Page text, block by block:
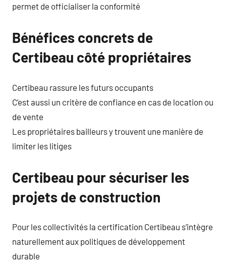
permet de officialiser la conformité
Bénéfices concrets de
Certibeau côté propriétaires
Certibeau rassure les futurs occupants
C’est aussi un critère de confiance en cas de location ou
de vente
Les propriétaires bailleurs y trouvent une manière de
limiter les litiges
Certibeau pour sécuriser les
projets de construction
Pour les collectivités la certification Certibeau s’intègre
naturellement aux politiques de développement
durable